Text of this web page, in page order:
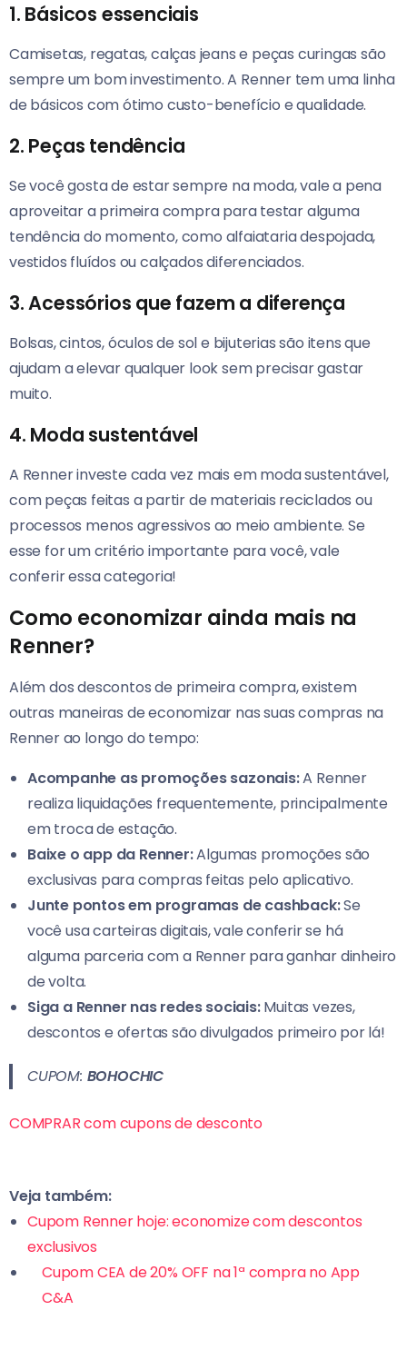
1. Básicos essenciais
Camisetas, regatas, calças jeans e peças curingas são
sempre um bom investimento. A Renner tem uma linha
de básicos com ótimo custo-benefício e qualidade.
2. Peças tendência
Se você gosta de estar sempre na moda, vale a pena
aproveitar a primeira compra para testar alguma
tendência do momento, como alfaiataria despojada,
vestidos fluídos ou calçados diferenciados.
3.Acessórios que fazem a diferença
Bolsas, cintos, óculos de sol e bijuterias são itens que
ajudam a elevar qualquer look sem precisar gastar
muito.
4. Moda sustentável
A Renner investe cada vez mais em moda sustentável,
com peças feitas a partir de materiais reciclados ou
processos menos agressivos ao meio ambiente. Se
esse for um critério importante para você, vale
conferir essa categoria!
Como economizar ainda mais na
Renner?
Além dos descontos de primeira compra, existem
outras maneiras de economizar nas suas compras na
Renner ao longo do tempo:
Acompanhe as promoções sazonais:A Renner
realiza liquidações frequentemente, principalmente
em troca de estação.
Baixe o app da Renner:Algumas promoções são
exclusivas para compras feitas pelo aplicativo.
Junte pontos em programas de cashback:Se
você usa carteiras digitais, vale conferir se há
alguma parceria com a Renner para ganhar dinheiro
de volta.
Siga a Renner nas redes sociais:Muitas vezes,
descontos e ofertas são divulgados primeiro por lá!
CUPOM: BOHOCHIC
COMPRAR com cupons de desconto
Veja também:
Cupom Renner hoje: economize com descontos
exclusivos
Cupom CEA de 20% OFF na 1ª compra no App
C&A